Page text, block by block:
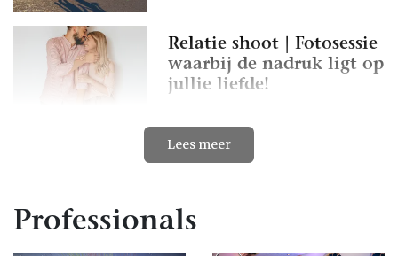
Professionals
Relatie shoot | Fotosessie
waarbij de nadruk ligt op
jullie liefde!
Tips voor geslaagde
Lees meer